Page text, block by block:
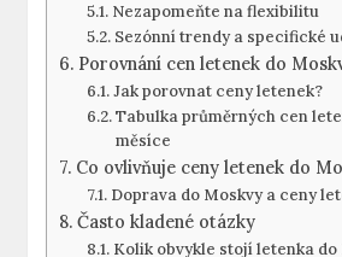
Nezapomeňte na flexibilitu
Sezónní trendy a specifické
Porovnání cen letenek do
Jak porovnat ceny letenek?
Tabulka průměrných cen
měsíce
Co ovlivňuje ceny letenek do
Doprava do Moskvy a ceny
Často kladené otázky
Kolik obvykle stojí letenka do